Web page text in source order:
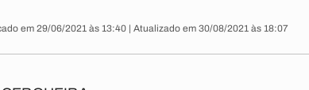
em 29/06/2021 às 13:40 | Atualizado em 30/08/2021 às 18:07